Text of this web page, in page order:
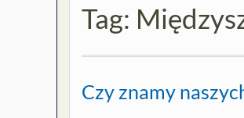
Tag:
Czy znamy